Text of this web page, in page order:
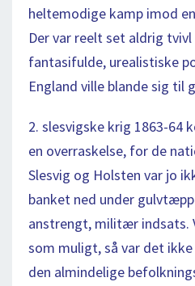
heltemodige kamp imod
Der var reelt set aldrig
fantasifulde, urealistiske
England ville blande sig til
2. slesvigske krig 1863-64
en overraskelse, for de
Slesvig og Holsten var jo
banket ned under
anstrengt, militær indsats.
som muligt, så var det
den almindelige